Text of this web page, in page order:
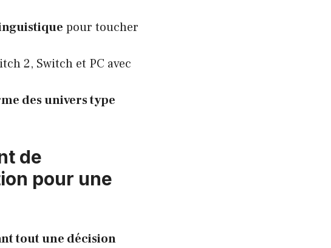
pour toucher
2, Switch et PC avec
des univers type
de
pour une
tout une décision